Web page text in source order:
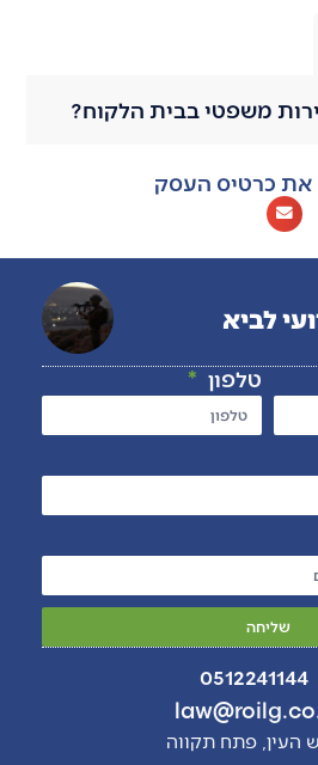
משפטי בבית הלקוח?
את כרטיס העסק
לביא
טלפון
שליחה
0512241144
העין, פתח תקווה